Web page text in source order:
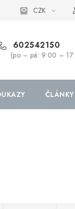
CZK
602542150
(po – pá: 9:00 –
ČLÁNKY